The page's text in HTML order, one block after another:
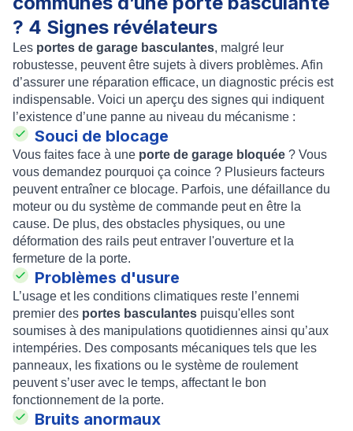
? 4 Signes révélateurs
Les portes de garage basculantes, malgré leur
robustesse, peuvent être sujets à divers problèmes. Afin
d’assurer une réparation efficace, un diagnostic précis est
indispensable. Voici un aperçu des signes qui indiquent
l’existence d’une panne au niveau du mécanisme :
Souci de blocage
Vous faites face à une porte de garage bloquée ? Vous
vous demandez pourquoi ça coince ? Plusieurs facteurs
peuvent entraîner ce blocage. Parfois, une défaillance du
moteur ou du système de commande peut en être la
cause. De plus, des obstacles physiques, ou une
déformation des rails peut entraver l'ouverture et la
fermeture de la porte.
Problèmes d'usure
L’usage et les conditions climatiques reste l’ennemi
premier des portes basculantes puisqu'elles sont
soumises à des manipulations quotidiennes ainsi qu’aux
intempéries. Des composants mécaniques tels que les
panneaux, les fixations ou le système de roulement
peuvent s’user avec le temps, affectant le bon
fonctionnement de la porte.
Bruits anormaux